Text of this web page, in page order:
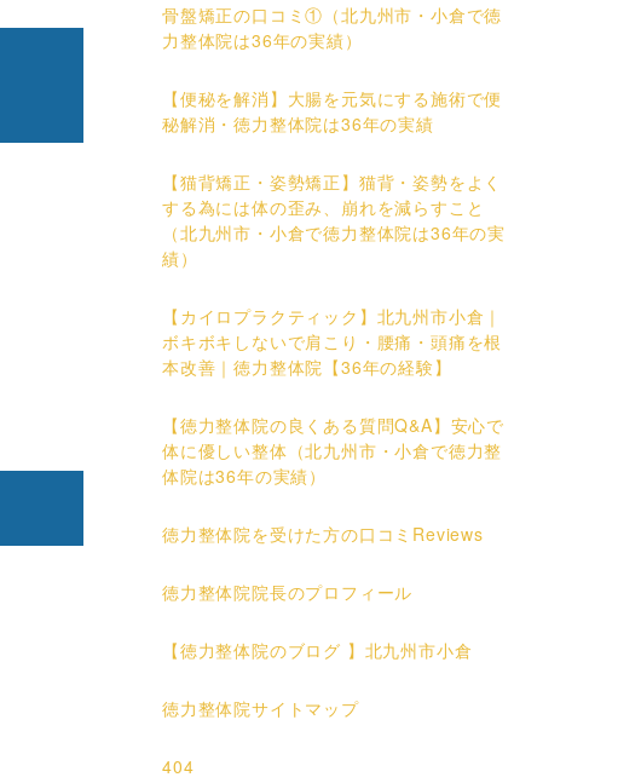
骨盤矯正の口コミ①（北九州市・小倉で徳
力整体院は36年の実績）
【便秘を解消】大腸を元気にする施術で便
秘解消・徳力整体院は36年の実績
【猫背矯正・姿勢矯正】猫背・姿勢をよく
する為には体の歪み、崩れを減らすこと
（北九州市・小倉で徳力整体院は36年の実
績）
【カイロプラクティック】北九州市小倉｜
ボキボキしないで肩こり・腰痛・頭痛を根
本改善｜徳力整体院【36年の経験】
【徳力整体院の良くある質問Q&A】安心で
体に優しい整体（北九州市・小倉で徳力整
体院は36年の実績）
徳力整体院を受けた方の口コミReviews
徳力整体院院長のプロフィール
【徳力整体院のブログ 】北九州市小倉
徳力整体院サイトマップ
404